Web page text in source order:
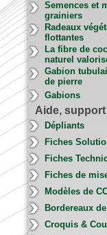
Semences et
grainiers
Radeaux
flottantes
La fibre de
naturel
Gabion
de pierre
Gabions
Aide,
Dépliants
Fiches
Fiches
Fiches de
Modèles de
Bordereaux
Croquis &